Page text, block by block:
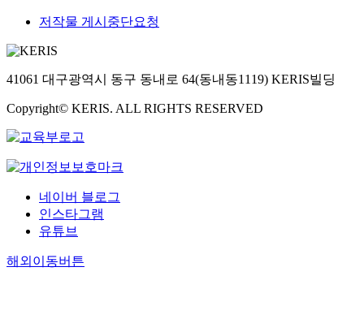
저작물 게시중단요청
41061 대구광역시 동구 동내로 64(동내동1119) KERIS빌딩
Copyright© KERIS. ALL RIGHTS RESERVED
네이버 블로그
인스타그램
유튜브
해외이동버튼